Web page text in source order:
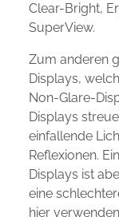
Clear-Bright,
SuperView.
Zum anderen
Displays,
Non-Glare-
Displays
einfallende
Reflexionen.
Displays ist
eine
hier